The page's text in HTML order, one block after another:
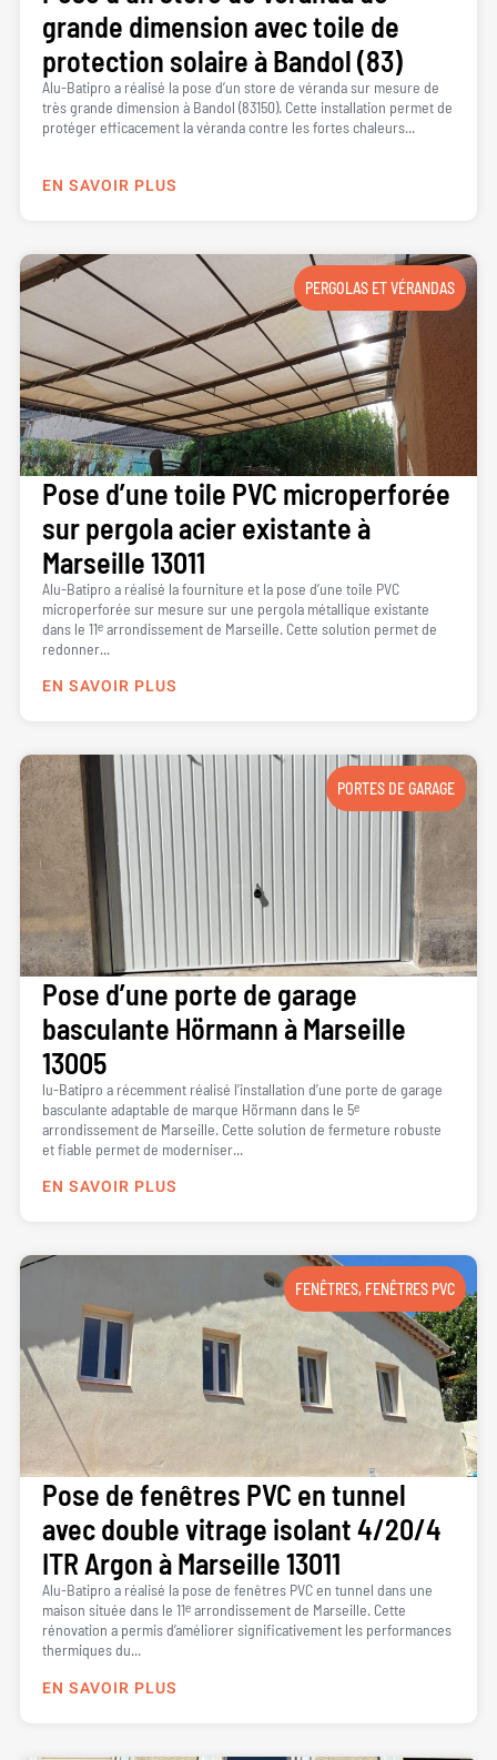
grande dimension avec toile de
protection solaire à Bandol (83)
Alu-Batipro a réalisé la pose d’un store de véranda sur mesure de
très grande dimension à Bandol (83150). Cette installation permet de
protéger efficacement la véranda contre les fortes chaleurs...
EN SAVOIR PLUS
PERGOLAS ET VÉRANDAS
Pose d’une toile PVC microperforée
sur pergola acier existante à
Marseille 13011
Alu-Batipro a réalisé la fourniture et la pose d’une toile PVC
microperforée sur mesure sur une pergola métallique existante
dans le 11ᵉ arrondissement de Marseille. Cette solution permet de
redonner...
EN SAVOIR PLUS
PORTES DE GARAGE
Pose d’une porte de garage
basculante Hörmann à Marseille
13005
lu-Batipro a récemment réalisé l’installation d’une porte de garage
basculante adaptable de marque Hörmann dans le 5ᵉ
arrondissement de Marseille. Cette solution de fermeture robuste
et fiable permet de moderniser...
EN SAVOIR PLUS
FENÊTRES, FENÊTRES PVC
Pose de fenêtres PVC en tunnel
avec double vitrage isolant 4/20/4
ITR Argon à Marseille 13011
Alu-Batipro a réalisé la pose de fenêtres PVC en tunnel dans une
maison située dans le 11ᵉ arrondissement de Marseille. Cette
rénovation a permis d’améliorer significativement les performances
thermiques du...
EN SAVOIR PLUS